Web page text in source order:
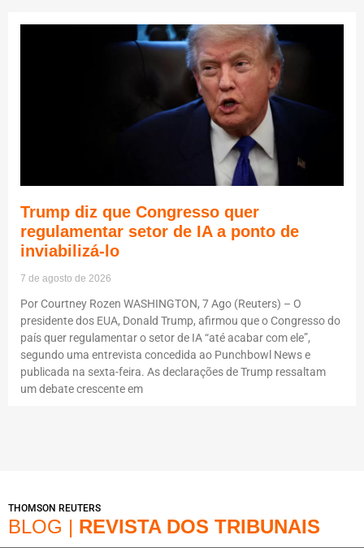
Trump diz que Congresso quer
regulamentar setor de IA a ponto de
inviabilizá-lo
7 de agosto de 2026
Por Courtney Rozen WASHINGTON, 7 Ago (Reuters) – O
presidente dos EUA, Donald Trump, afirmou que o Congresso do
país quer regulamentar o setor de IA “até acabar com ele”,
segundo uma entrevista concedida ao Punchbowl News e
publicada na sexta-feira. As declarações de Trump ressaltam
um debate crescente em
THOMSON REUTERS
BLOG | REVISTA DOS TRIBUNAIS